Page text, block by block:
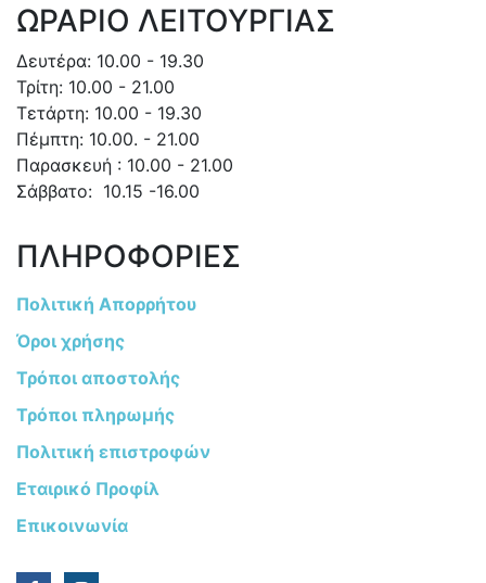
ΩΡΑΡΙΟ ΛΕΙΤΟΥΡΓΙΑΣ
Δευτέρα: 10.00 - 19.30
Τρίτη: 10.00 - 21.00
Τετάρτη: 10.00 - 19.30
Πέμπτη: 10.00. - 21.00
Παρασκευή : 10.00 - 21.00
Σάββατο: 10.15 -16.00
ΠΛΗΡΟΦΟΡΙΕΣ
Πολιτική Απορρήτου
Όροι χρήσης
Τρόποι αποστολής
Τρόποι πληρωμής
Πολιτική επιστροφών
Εταιρικό Προφίλ
Επικοινωνία